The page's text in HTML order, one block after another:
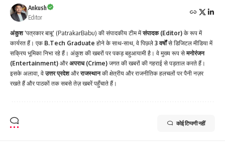
Ankush
Editor
अंकुश'पत्रकार बाबू' (PatrakarBabu) की संपादकीय टीम मेंसंपादक (Editor) के रूप में
कार्यरत हैं। एक B.Tech Graduate होने के साथ-साथ, वे पिछले 3 वर्षोंसे डिजिटल मीडिया में
सक्रिय भूमिका निभा रहे हैं। अंकुश की खबरों पर पकड़ बहुआयामी है। वे मुख्य रूप से मनोरंजन
(Entertainment) औरअपराध (Crime) जगत की खबरों की गहराई से पड़ताल करते हैं।
इसके अलावा, वे उत्तर प्रदेशऔरराजस्थानकी क्षेत्रीय और राजनीतिक हलचलों पर पैनी नज़र
रखते हैं और पाठकों तक सबसे तेज़ खबरें पहुँचाते हैं।
कोई टिप्पणी नहीं